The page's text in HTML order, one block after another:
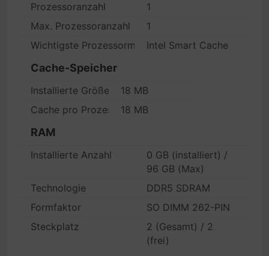
Prozessoranzahl
1
Max. Prozessoranzahl
1
Wichtigste ProzessormerkmaleIntel Smart Cache
Cache-Speicher
Installierte Größe
18 MB
Cache pro Prozessor18 MB
RAM
Installierte Anzahl
0 GB (installiert) /
96 GB (Max)
Technologie
DDR5 SDRAM
Formfaktor
SO DIMM 262-PIN
Steckplatz
2 (Gesamt) / 2
(frei)